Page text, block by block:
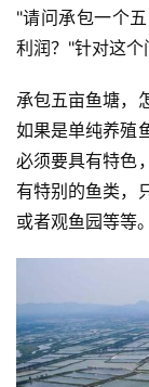
"请问承包一个
利润？"针对这个
承包五亩鱼塘，
如果是单纯养殖
必须要具有特色
有特别的鱼类，
或者观鱼园等等。